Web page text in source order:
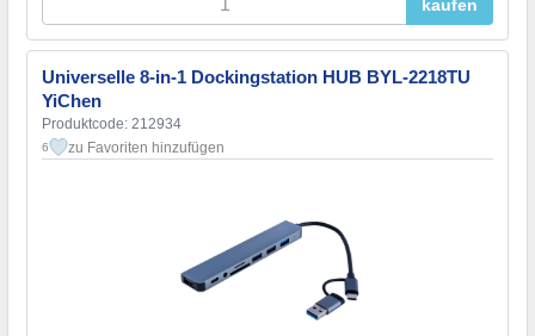
kaufen
Universelle 8-in-1 Dockingstation HUB BYL-2218TU
YiChen
Produktcode: 212934
6 zu Favoriten hinzufügen